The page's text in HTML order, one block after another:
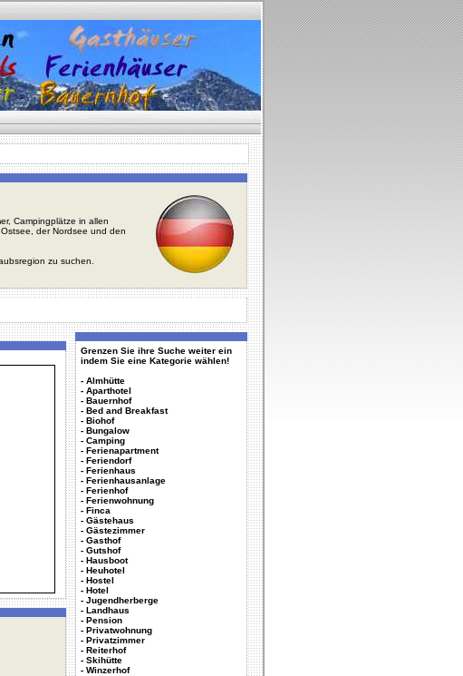
Campingplätze in allen
der Nordsee und den
zu suchen.
Grenzen Sie ihre Suche weiter ein
indem Sie eine Kategorie wählen!
- Almhütte
- Aparthotel
- Bauernhof
- Bed and Breakfast
- Biohof
- Bungalow
- Camping
- Ferienapartment
- Feriendorf
- Ferienhaus
- Ferienhausanlage
- Ferienhof
- Ferienwohnung
- Finca
- Gästehaus
- Gästezimmer
- Gasthof
- Gutshof
- Hausboot
- Heuhotel
- Hostel
- Hotel
- Jugendherberge
- Landhaus
- Pension
- Privatwohnung
- Privatzimmer
- Reiterhof
- Skihütte
- Winzerhof